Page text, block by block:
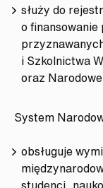
służy do
o
i Szkolnictwa
oraz
System
obsługuje